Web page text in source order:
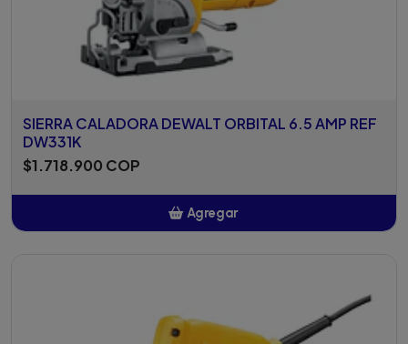
SIERRA CALADORA DEWALT ORBITAL 6.5 AMP REF
DW331K
$1.718.900 COP
Agregar